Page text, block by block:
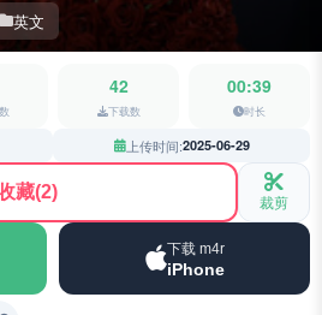
英文
42
下载数
00:39
时长
上传时间:2025-06-29
藏(2) 裁剪
下载 m4r
iPhone